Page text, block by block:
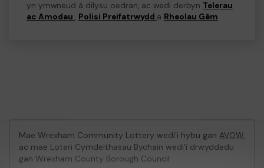
yn ymwneud â dilysu oedran, ac wedi derbyn Telerau
ac Amodau , Polisi Preifatrwydd a Rheolau Gêm.
Mae Wrexham Community Lottery wedi’i hybu gan AVOW,
ac mae Loteri Cymdeithasau Bychain wedi’i drwyddedu
gan Wrexham County Borough Council